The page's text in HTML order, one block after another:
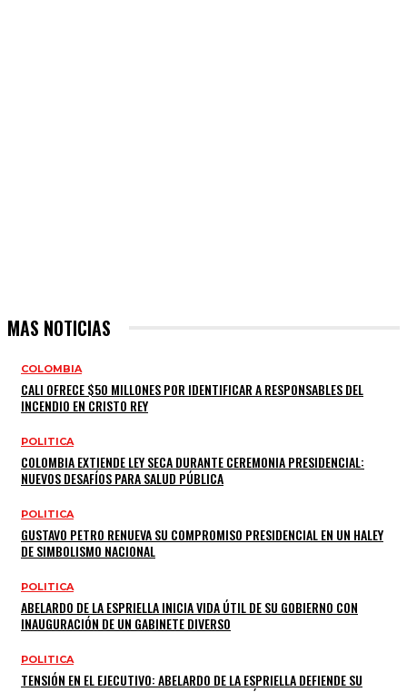
MAS NOTICIAS
COLOMBIA
CALI OFRECE $50 MILLONES POR IDENTIFICAR A RESPONSABLES DEL
INCENDIO EN CRISTO REY
POLITICA
COLOMBIA EXTIENDE LEY SECA DURANTE CEREMONIA PRESIDENCIAL:
NUEVOS DESAFÍOS PARA SALUD PÚBLICA
POLITICA
GUSTAVO PETRO RENUEVA SU COMPROMISO PRESIDENCIAL EN UN HALEY
DE SIMBOLISMO NACIONAL
POLITICA
ABELARDO DE LA ESPRIELLA INICIA VIDA ÚTIL DE SU GOBIERNO CON
INAUGURACIÓN DE UN GABINETE DIVERSO
POLITICA
TENSIÓN EN EL EJECUTIVO: ABELARDO DE LA ESPRIELLA DEFIENDE SU